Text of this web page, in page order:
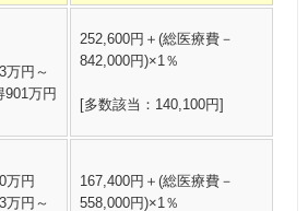
万円～
901万円
252,600円＋(総医療費－
842,000円)×1％
[多数該当：140,100円]
万円
万円～
167,400円＋(総医療費－
558,000円)×1％